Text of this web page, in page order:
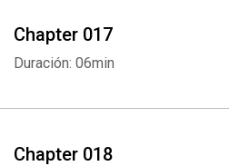
Chapter 017
Duración: 06min
Chapter 018